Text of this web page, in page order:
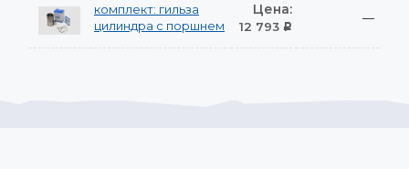
комплект: гильза
цилиндра с поршнем
Цена:
12 793 Р
—